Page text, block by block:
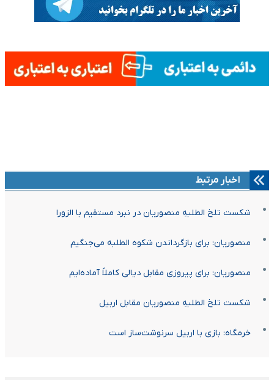
اخبار مرتبط
شکست تلخ الطلبهِ منصوریان در نبرد مستقیم با الزورا
منصوریان: برای بازگرداندن شکوه الطلبه می‌جنگیم
منصوریان: برای پیروزی مقابل دیالی کاملاً آماده‌ایم
شکست تلخ الطلبهِ منصوریان مقابل اربیل
خرمگاه: بازی با اربیل سرنوشت‌ساز است